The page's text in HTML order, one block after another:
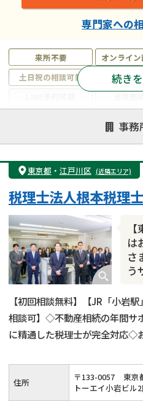
来所不要 オンライ
土日祝の相談可能
19時以降
遺言書作成・遺言執行
相続
遺産分割
遺留分侵
相続手続き
銀行手
成年後見・任意後見
贈
相続人調査
相続トラブル
続き
専門家への
事務
東京都 ・ 江戸川区 (近隣エリア)
は
さ
う
税理士法人根本税理
【初回相談無料】【JR「小岩
相談可】◇不動産相続の年間
に精通した税理士が完全対応◇
住所 〒133-0057
東京
トーエイ小岩ビル